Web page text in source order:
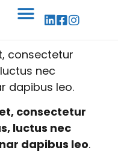
consectetur
nec
dapibus leo.
consectetur
luctus nec
dapibus leo.